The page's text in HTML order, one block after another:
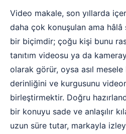
Video makale, son yıllarda
daha çok konuşulan ama hâlâ
bir biçimdir; çoğu kişi bunu
tanıtım videosu ya da
olarak görür, oysa asıl
derinliğini ve kurgusunu
birleştirmektir. Doğru
bir konuyu sade ve anlaşılır
uzun süre tutar, markayla